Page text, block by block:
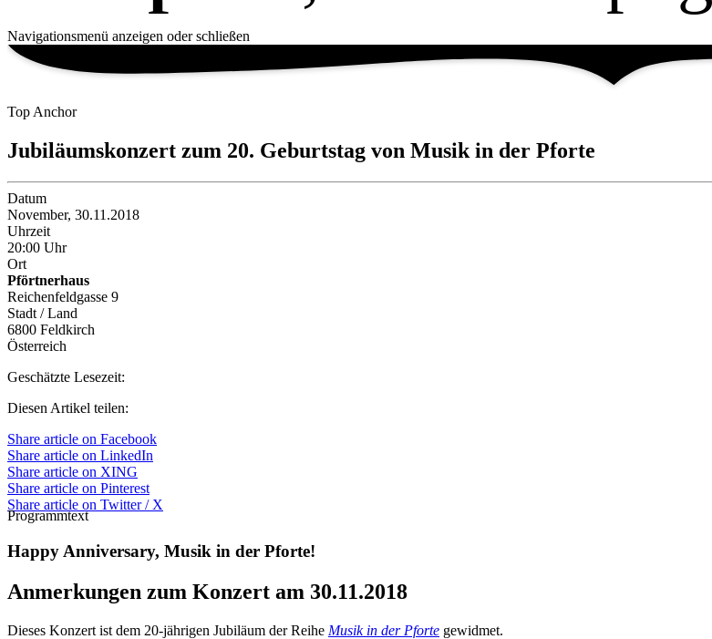
Navigationsmenü anzeigen oder schließen
Top Anchor
Jubiläumskonzert zum 20. Geburtstag von Musik in der Pforte
Datum
November, 30.11.2018
Uhrzeit
20:00 Uhr
Ort
Pförtnerhaus
Reichenfeldgasse 9
Stadt / Land
6800 Feldkirch
Österreich
Geschätzte Lesezeit:
Diesen Artikel teilen:
Share article on Facebook
Share article on LinkedIn
Share article on XING
Share article on Pinterest
Share article on Twitter / X
Programmtext
Happy Anniversary, Musik in der Pforte!
Anmerkungen zum Konzert am 30.11.2018
Dieses Konzert ist dem 20-jährigen Jubiläum der Reihe Musik in der Pforte gewidmet.